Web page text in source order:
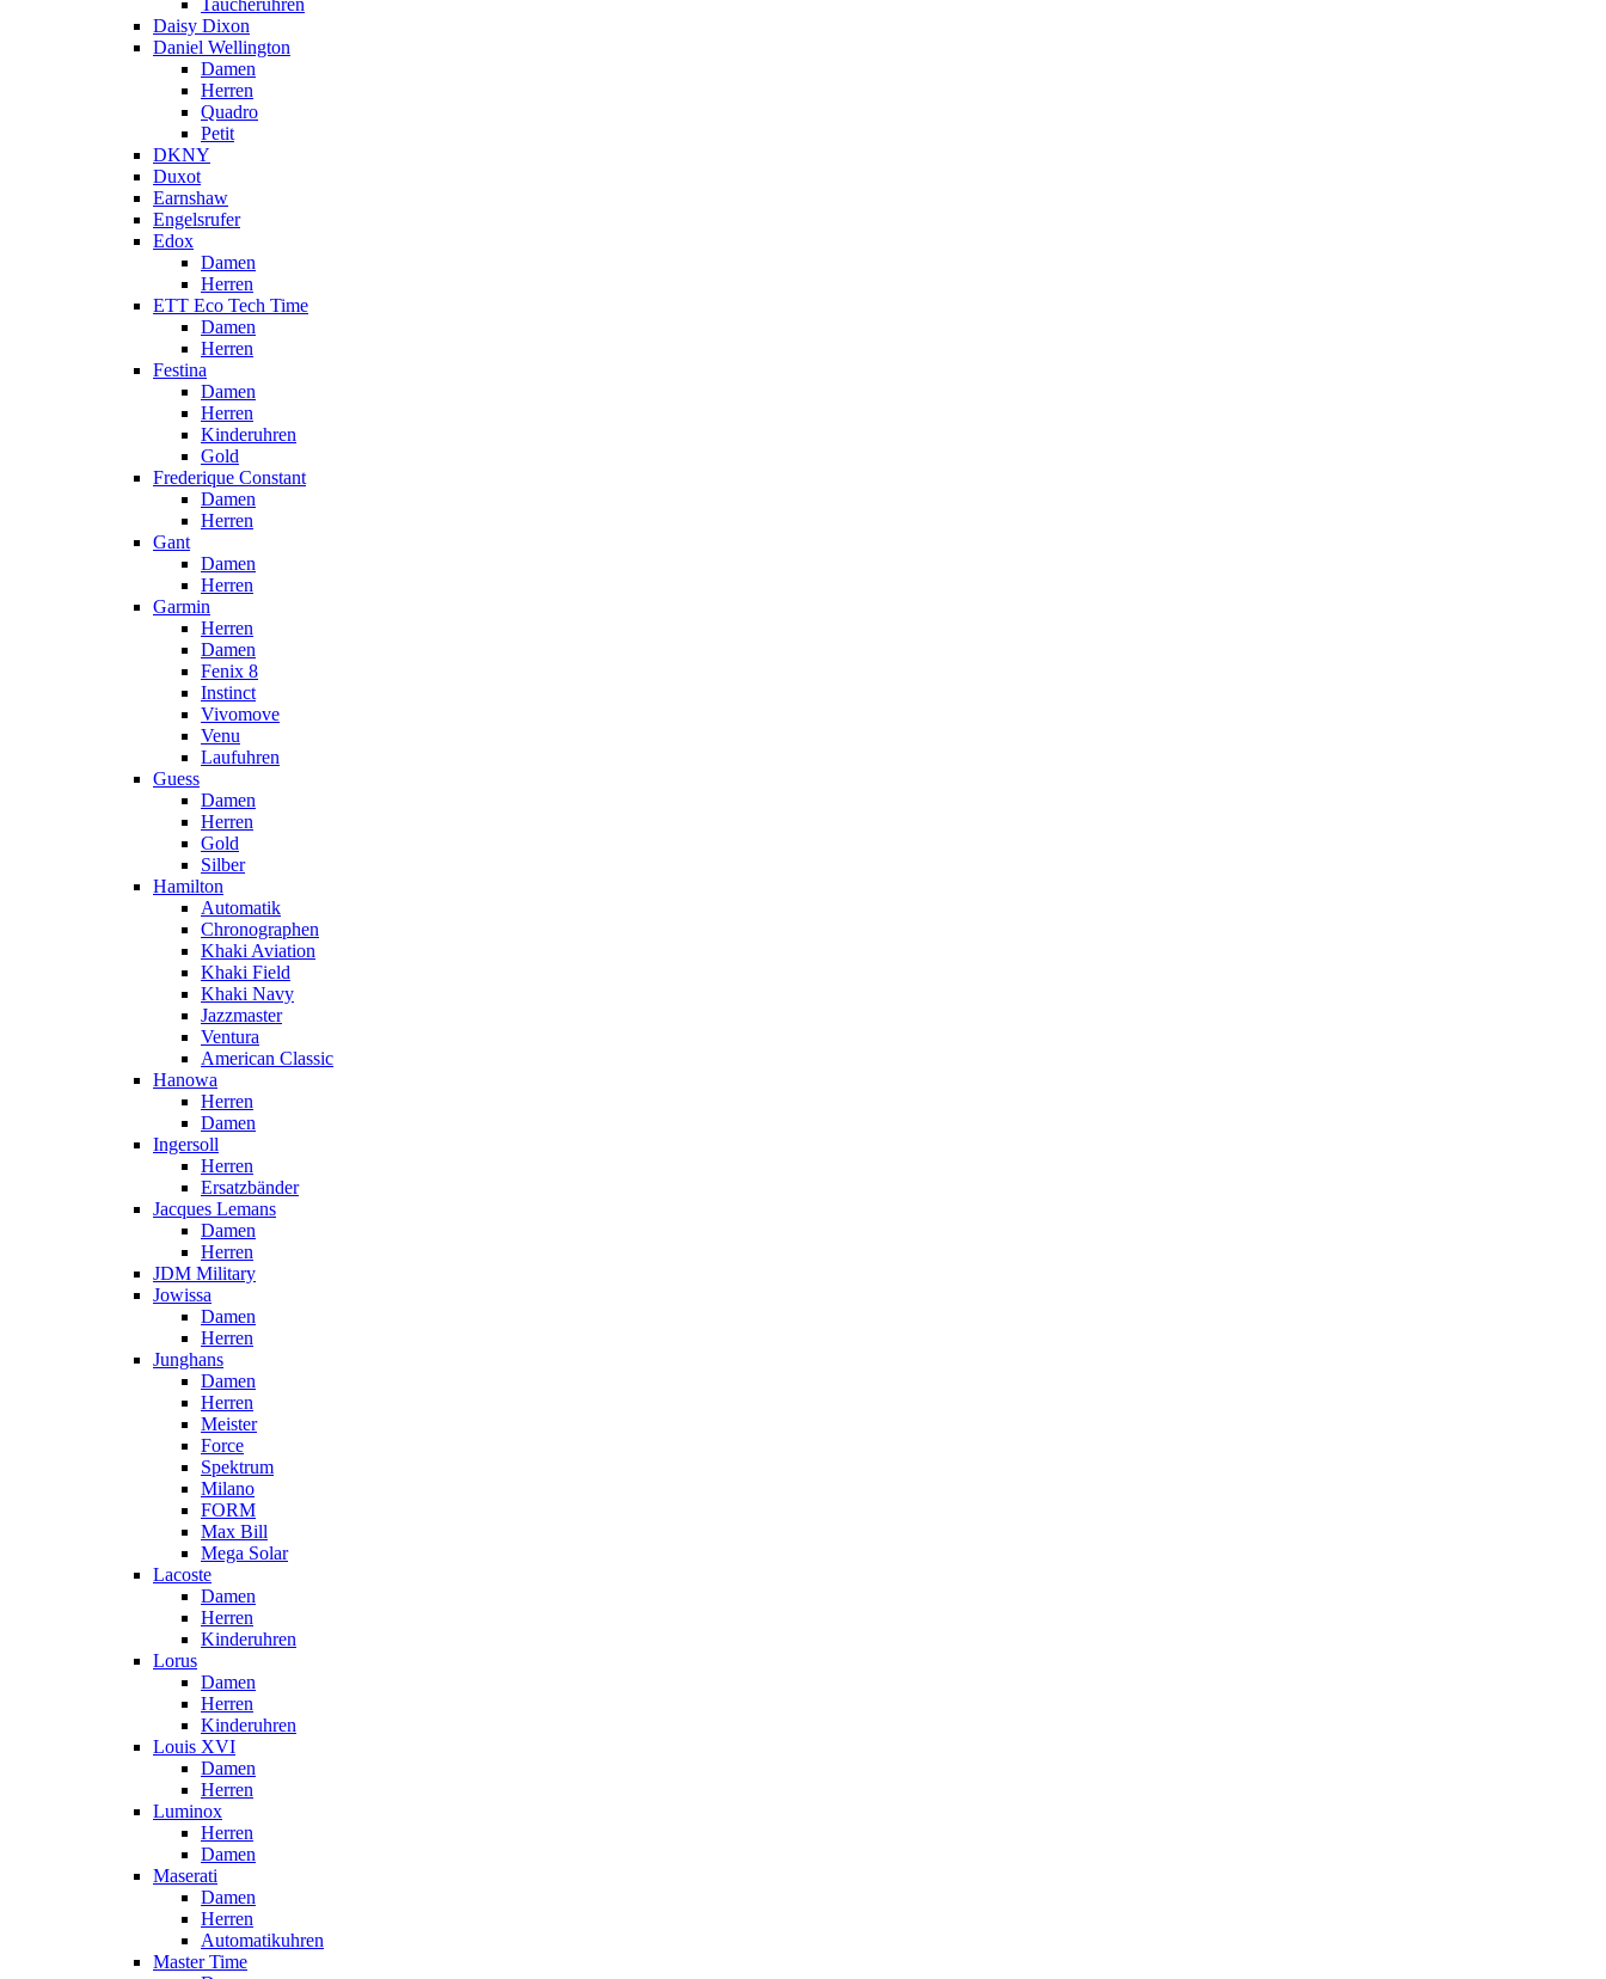
Taucheruhren
Daisy Dixon
Daniel Wellington
Damen
Herren
Quadro
Petit
DKNY
Duxot
Earnshaw
Engelsrufer
Edox
Damen
Herren
ETT Eco Tech Time
Damen
Herren
Festina
Damen
Herren
Kinderuhren
Gold
Frederique Constant
Damen
Herren
Gant
Damen
Herren
Garmin
Herren
Damen
Fenix 8
Instinct
Vivomove
Venu
Laufuhren
Guess
Damen
Herren
Gold
Silber
Hamilton
Automatik
Chronographen
Khaki Aviation
Khaki Field
Khaki Navy
Jazzmaster
Ventura
American Classic
Hanowa
Herren
Damen
Ingersoll
Herren
Ersatzbänder
Jacques Lemans
Damen
Herren
JDM Military
Jowissa
Damen
Herren
Junghans
Damen
Herren
Meister
Force
Spektrum
Milano
FORM
Max Bill
Mega Solar
Lacoste
Damen
Herren
Kinderuhren
Lorus
Damen
Herren
Kinderuhren
Louis XVI
Damen
Herren
Luminox
Herren
Damen
Maserati
Damen
Herren
Automatikuhren
Master Time